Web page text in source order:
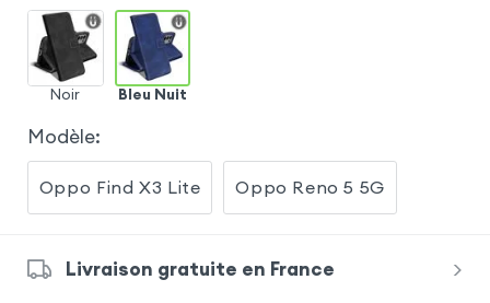
Noir Bleu Nuit
Modèle:
Oppo Find X3 Lite Oppo Reno 5 5G
Livraison gratuite en France